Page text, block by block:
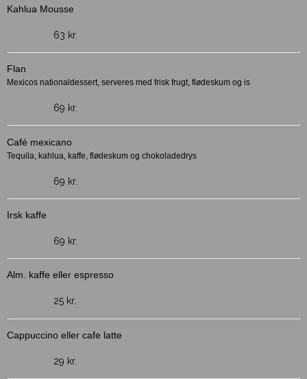
Kahlua Mousse
63 kr.
Flan
Mexicos nationaldessert, serveres med frisk frugt, flødeskum og is
69 kr.
Café mexicano
Tequila, kahlua, kaffe, flødeskum og chokoladedrys
69 kr.
Irsk kaffe
69 kr.
Alm. kaffe eller espresso
25 kr.
Cappuccino eller cafe latte
29 kr.